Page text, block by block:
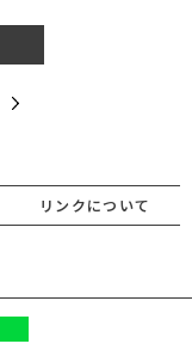
リンクについて